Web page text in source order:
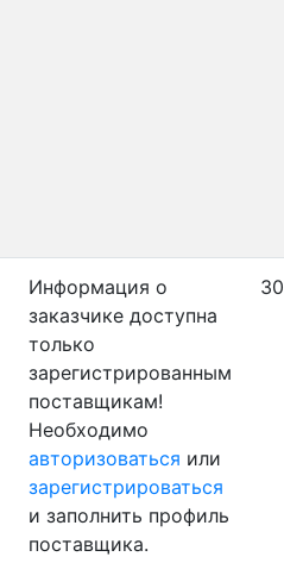
Информация о
заказчике доступна
только
зарегистрированным
поставщикам!
Необходимо
авторизоваться или
зарегистрироваться
и заполнить профиль
поставщика.